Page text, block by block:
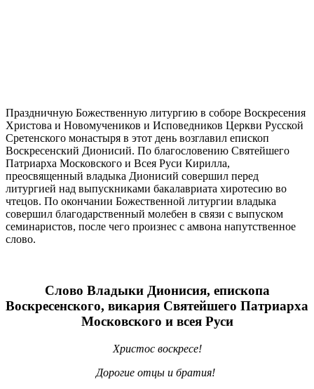
Праздничную Божественную литургию в соборе Воскресения
Христова и Новомучеников и Исповедников Церкви Русской
Сретенского монастыря в этот день возглавил епископ
Воскресенский Дионисий. По благословению Святейшего
Патриарха Московского и Всея Руси Кирилла,
преосвященный владыка Дионисий совершил перед
литургией над выпускниками бакалавриата хиротесию во
чтецов. По окончании Божественной литургии владыка
совершил благодарственный молебен в связи с выпуском
семинаристов, после чего произнес с амвона напутственное
слово.
Слово Владыки Дионисия, епископа
Воскресенского, викария Святейшего Патриарха
Московского и всея Руси
Христос воскресе!
Дорогие отцы и братия!